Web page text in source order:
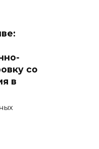
со
в